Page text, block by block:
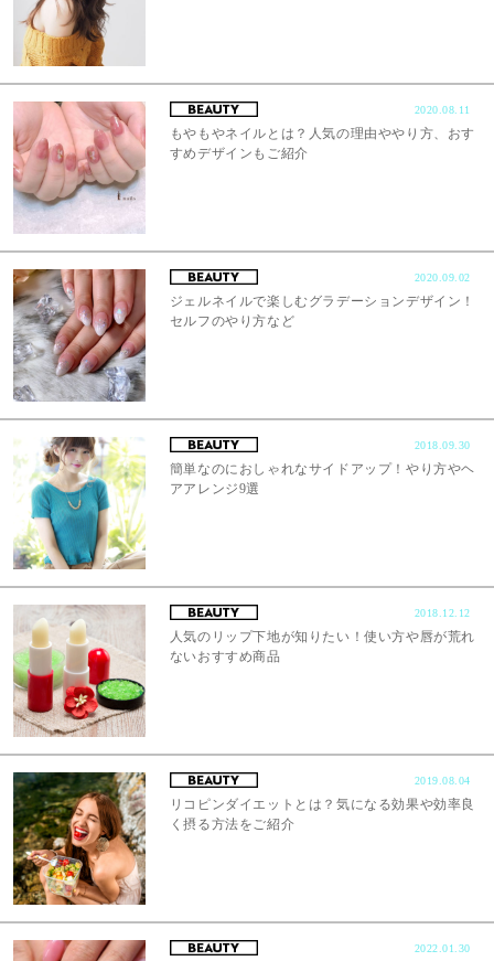
2020.08.11
もやもやネイルとは？人気の理由ややり方、おす
すめデザインもご紹介
2020.09.02
ジェルネイルで楽しむグラデーションデザイン！
セルフのやり方など
2018.09.30
簡単なのにおしゃれなサイドアップ！やり方やヘ
アアレンジ9選
2018.12.12
人気のリップ下地が知りたい！使い方や唇が荒れ
ないおすすめ商品
2019.08.04
リコピンダイエットとは？気になる効果や効率良
く摂る方法をご紹介
2022.01.30